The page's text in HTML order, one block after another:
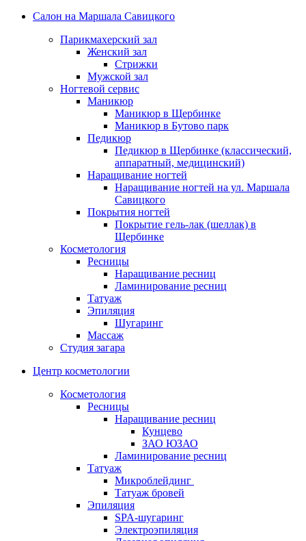
Салон на Маршала Савицкого
Парикмахерский зал
Женский зал
Стрижки
Мужской зал
Ногтевой сервис
Маникюр
Маникюр в Щербинке
Маникюр в Бутово парк
Педикюр
Педикюр в Щербинке (классический,
аппаратный, медицинский)
Наращивание ногтей
Наращивание ногтей на ул. Маршала
Савицкого
Покрытия ногтей
Покрытие гель-лак (шеллак) в
Щербинке
Косметология
Ресницы
Наращивание ресниц
Ламинирование ресниц
Татуаж
Эпиляция
Шугаринг
Массаж
Студия загара
Центр косметологии
Косметология
Ресницы
Наращивание ресниц
Кунцево
ЗАО ЮЗАО
Ламинирование ресниц
Татуаж
Микроблейдинг
Татуаж бровей
Эпиляция
SPA-шугаринг
Электроэпиляция